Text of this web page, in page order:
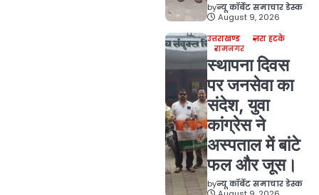
byन्यू कॉर्बेट समाचार डेस्क
August 9, 2026
उत्तराखण्ड
ज़रा हटके
रामनगर
स्थापना दिवस
पर जनसेवा का
संदेश, युवा
कांग्रेस ने
अस्पताल में बांटे
फल और जूस।
byन्यू कॉर्बेट समाचार डेस्क